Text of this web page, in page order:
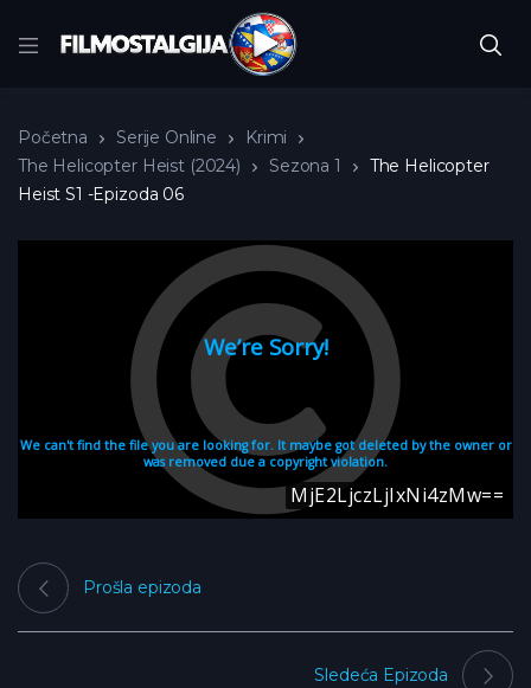
Početna Serije Online
Krimi
The Helicopter Heist (2024)
Sezona 1
The Helicopter
Heist S1 -Epizoda 06
Prošla epizoda
Sledeća Epizoda